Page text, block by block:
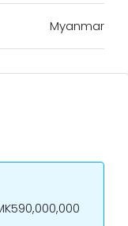
Myanmar